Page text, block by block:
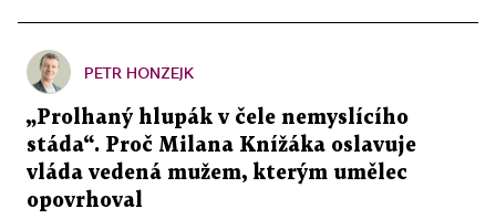
PETR HONZEJK
„Prolhaný hlupák v čele nemyslícího
stáda“. Proč Milana Knížáka oslavuje
vláda vedená mužem, kterým umělec
opovrhoval